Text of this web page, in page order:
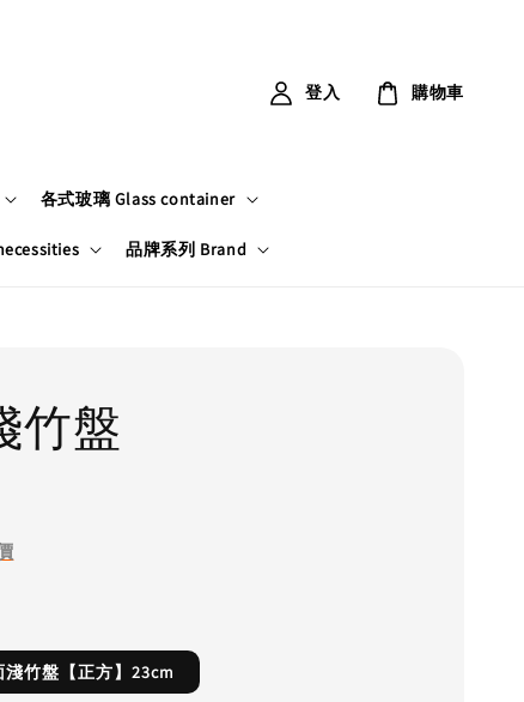
各式玻璃 Glass container
品牌系列 Brand
登入 購物車
竹盤
淺竹盤【正方】23cm